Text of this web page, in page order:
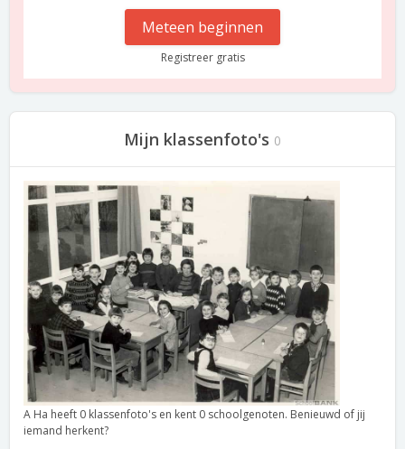
Meteen beginnen
Registreer gratis
Mijn klassenfoto's 0
A Ha heeft 0 klassenfoto's en kent 0 schoolgenoten. Benieuwd of jij
iemand herkent?